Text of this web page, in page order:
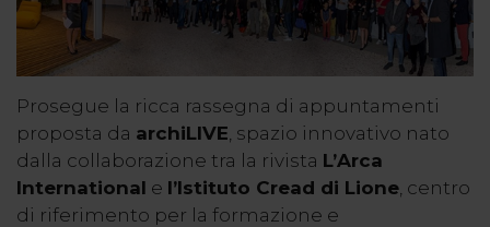
Prosegue la ricca rassegna di appuntamenti
proposta da archiLIVE , spazio innovativo nato
dalla collaborazione tra la rivista L’Arca
International e l’Istituto Cread di Lione , centro
di riferimento per la formazione e